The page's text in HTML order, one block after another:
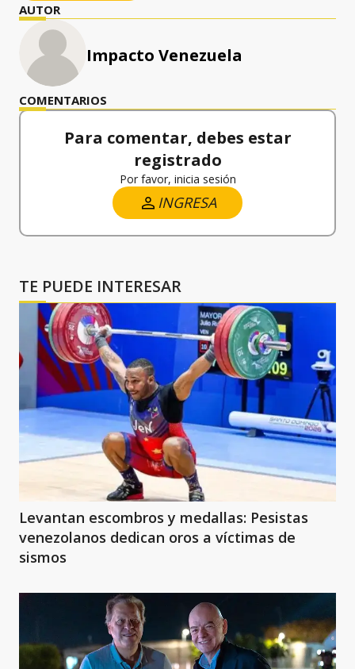
AUTOR
Impacto Venezuela
COMENTARIOS
Para comentar, debes estar
registrado
Por favor, inicia sesión
INGRESA
TE PUEDE INTERESAR
Levantan escombros y medallas: Pesistas
venezolanos dedican oros a víctimas de
sismos